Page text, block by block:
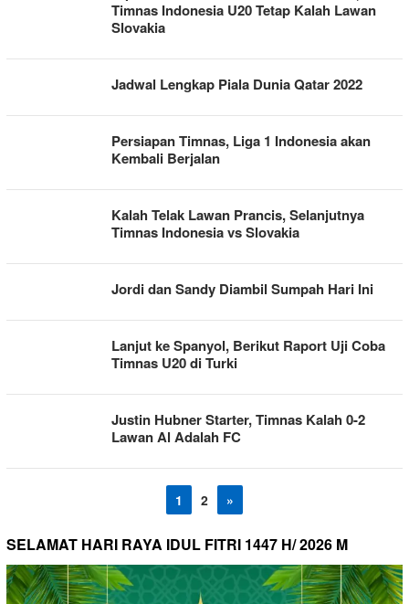
Timnas Indonesia U20 Tetap Kalah Lawan
Slovakia
Jadwal Lengkap Piala Dunia Qatar 2022
Persiapan Timnas, Liga 1 Indonesia akan
Kembali Berjalan
Kalah Telak Lawan Prancis, Selanjutnya
Timnas Indonesia vs Slovakia
Jordi dan Sandy Diambil Sumpah Hari Ini
Lanjut ke Spanyol, Berikut Raport Uji Coba
Timnas U20 di Turki
Justin Hubner Starter, Timnas Kalah 0-2
Lawan Al Adalah FC
1 2 »
SELAMAT HARI RAYA IDUL FITRI 1447 H/ 2026 M